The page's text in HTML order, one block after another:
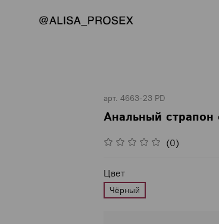
арт. 4663-23 PD
Анальный
(0)
Цвет
Чёрный